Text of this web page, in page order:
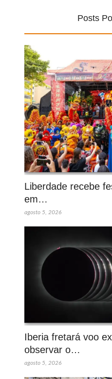
Posts
Liberdade recebe
em…
agosto 5, 2026
Iberia fretará voo
observar o…
agosto 5, 2026